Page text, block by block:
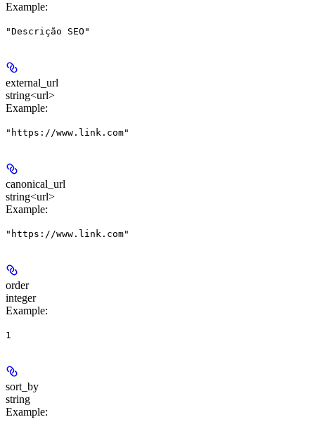
Example:
"Descrição SEO"
external_url
string<url>
Example:
"https://www.link.com"
canonical_url
string<url>
Example:
"https://www.link.com"
order
integer
Example:
1
sort_by
string
Example: